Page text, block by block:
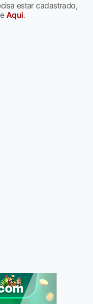
estar cadastrado,
Aqui.